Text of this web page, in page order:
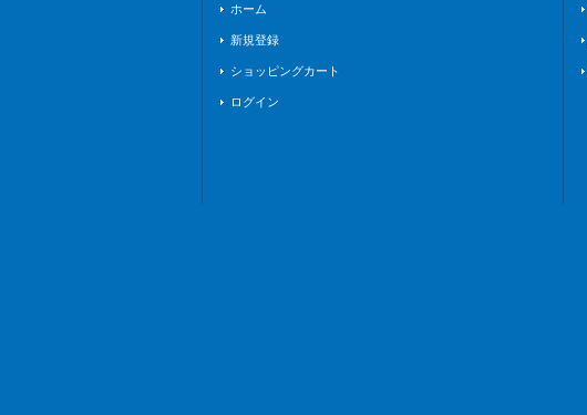
ホーム
新規登録
ショッピングカート
ログイン